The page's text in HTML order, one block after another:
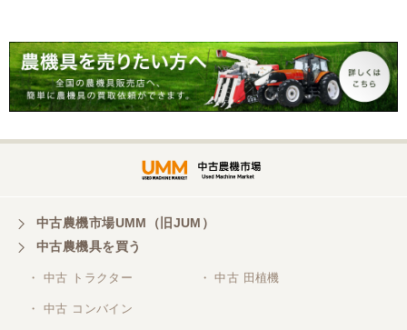
三重県／谷本勝美
こちらの、対応、も、よくして、くれました。
対応も、よくしてくれました、有難うございまし
三重県／山本
対応ありがとうございました。
中古農機市場UMM（旧JUM）
中古農機具を買う
・ 中古 トラクター ・ 中古 田植機
・ 中古 コンバイン